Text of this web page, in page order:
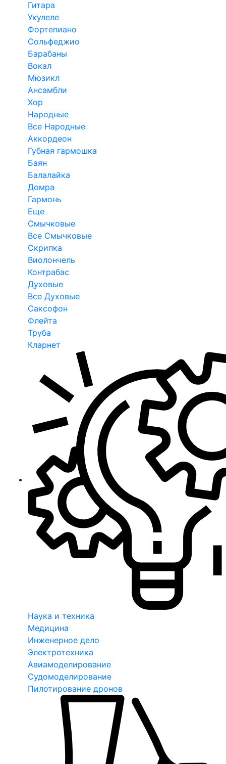
Гитара
Укулеле
Фортепиано
Сольфеджио
Барабаны
Вокал
Мюзикл
Ансамбли
Хор
Народные
Все Народные
Аккордеон
Губная гармошка
Баян
Балалайка
Домра
Гармонь
Еще
Смычковые
Все Смычковые
Скрипка
Виолончель
Контрабас
Духовые
Все Духовые
Саксофон
Флейта
Труба
Кларнет
Наука и техника
Медицина
Инженерное дело
Электротехника
Авиамоделирование
Судомоделирование
Пилотирование дронов